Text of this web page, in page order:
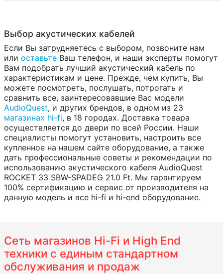
Выбор акустических кабелей
Если Вы затрудняетесь с выбором, позвоните нам
или оставьте Ваш телефон, и наши эксперты помогут
Вам подобрать лучший акустический кабель по
характеристикам и цене. Прежде, чем купить, Вы
можете посмотреть, послушать, потрогать и
сравнить все, заинтересовавшие Вас модели
AudioQuest, и других брендов, в одном из 23
магазинах hi-fi, в 18 городах. Доставка товара
осуществляется до двери по всей России. Наши
специалисты помогут установить, настроить все
купленное на нашем сайте оборудование, а также
дать профессиональные советы и рекомендации по
использованию акустического кабеля AudioQuest
ROCKET 33 SBW-SPADEG 21.0 Ft. Мы гарантируем
100% сертификацию и сервис от производителя на
данную модель и все hi-fi и hi-end оборудование.
Сеть магазинов Hi-Fi и High End
техники с единым стандартном
обслуживания и продаж